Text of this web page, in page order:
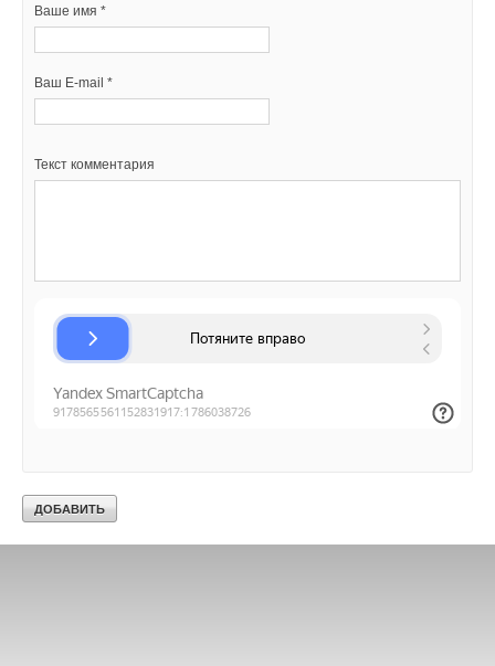
Ваше имя *
Ваш E-mail *
Текст комментария